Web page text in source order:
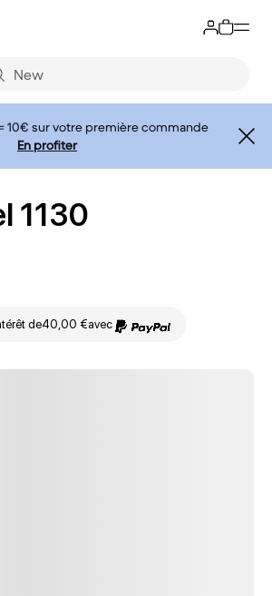
10€ sur votre première commande
En profiter
1130
de40,00 €avec